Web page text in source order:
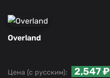
Overland
Цена (с русским): 2,547 ₽